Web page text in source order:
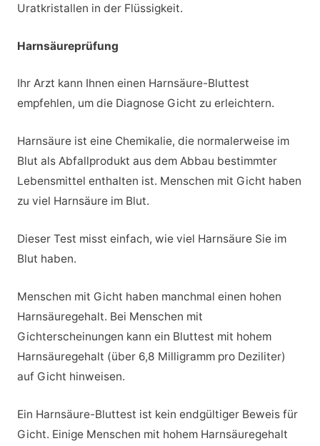
Uratkristallen in der Flüssigkeit.
Harnsäureprüfung
Ihr Arzt kann Ihnen einen Harnsäure-Bluttest
empfehlen, um die Diagnose Gicht zu erleichtern.
Harnsäure ist eine Chemikalie, die normalerweise im
Blut als Abfallprodukt aus dem Abbau bestimmter
Lebensmittel enthalten ist. Menschen mit Gicht haben
zu viel Harnsäure im Blut.
Dieser Test misst einfach, wie viel Harnsäure Sie im
Blut haben.
Menschen mit Gicht haben manchmal einen hohen
Harnsäuregehalt. Bei Menschen mit
Gichterscheinungen kann ein Bluttest mit hohem
Harnsäuregehalt (über 6,8 Milligramm pro Deziliter)
auf Gicht hinweisen.
Ein Harnsäure-Bluttest ist kein endgültiger Beweis für
Gicht. Einige Menschen mit hohem Harnsäuregehalt